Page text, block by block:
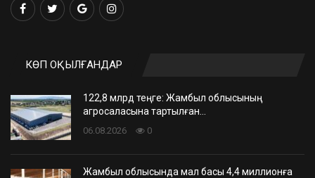
КӨП ОҚЫЛҒАНДАР
122,8 млрд теңге: Жамбыл облысының
агросаласына тартылған…
06.08.2026 0
Жамбыл облысында мал басы 4,4 миллионға